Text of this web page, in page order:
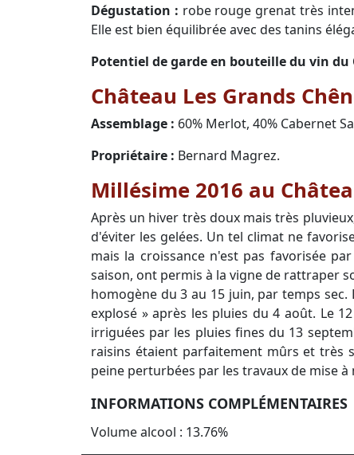
Dégustation : robe rouge grenat très
Elle est bien équilibrée avec des tanins
Potentiel de garde en bouteille du vin du
Château Les Grands
Assemblage : 60% Merlot, 40% Cabernet
Propriétaire : Bernard Magrez.
Millésime 2016 au
Après un hiver très doux mais très
d'éviter les gelées. Un tel climat ne
mais la croissance n'est pas favorisée
saison, ont permis à la vigne de rattraper
homogène du 3 au 15 juin, par temps
explosé » après les pluies du 4 août. Le
irriguées par les pluies fines du 13
raisins étaient parfaitement mûrs et très
peine perturbées par les travaux de mise
INFORMATIONS COMPLÉMENTAIRES
Volume alcool : 13.76%